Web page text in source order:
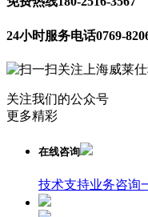
24小时服务电话0769-
关注我们的公众号
更多精彩
在线咨询
技术支持业务咨询